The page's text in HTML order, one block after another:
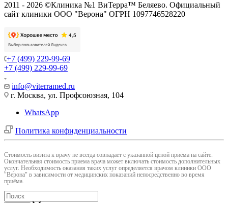
2011 - 2026 ©Клиника №1 ВиТерра™ Беляево. Официальный
сайт клиники ООО "Верона" ОГРН 1097746528220
+7 (499) 229-99-69
+7 (499) 229-99-69
info@viterramed.ru
г. Москва, ул. Профсоюзная, 104
WhatsApp
Политика конфиденциальности
Cтоимость визита к врачу не всегда совпадает с указанной ценой приёма на сайте.
Окончательная стоимость приема врача может включать стоимость дополнительных
услуг. Необходимость оказания таких услуг определяется врачом клиники ООО
"Верона" в зависимости от медицинских показаний непосредственно во время
приёма.